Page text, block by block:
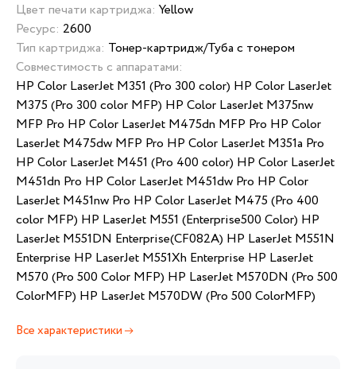
Цвет печати картриджа: Yellow
Ресурс: 2600
Тип картриджа: Тонер-картридж/Туба с тонером
Совместимость с аппаратами:
HP Color LaserJet M351 (Pro 300 color) HP Color LaserJet
M375 (Pro 300 color MFP) HP Color LaserJet M375nw
MFP Pro HP Color LaserJet M475dn MFP Pro HP Color
LaserJet M475dw MFP Pro HP Color LaserJet M351a Pro
HP Color LaserJet M451 (Pro 400 color) HP Color LaserJet
M451dn Pro HP Color LaserJet M451dw Pro HP Color
LaserJet M451nw Pro HP Color LaserJet M475 (Pro 400
color MFP) HP LaserJet M551 (Enterprise500 Color) HP
LaserJet M551DN Enterprise(CF082A) HP LaserJet M551N
Enterprise HP LaserJet M551Xh Enterprise HP LaserJet
M570 (Pro 500 Color MFP) HP LaserJet M570DN (Pro 500
ColorMFP) HP LaserJet M570DW (Pro 500 ColorMFP)
Все характеристики